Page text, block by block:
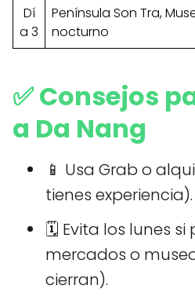
Dí
a 3
Península Son Tra,
nocturno
✅ Consejos
a Da Nang
📱 Usa Grab o
tienes experiencia).
🗓️ Evita los lunes si
mercados o
cierran).